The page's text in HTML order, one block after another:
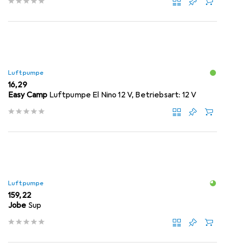
Luftpumpe
EUR
16,29
Easy Camp Luftpumpe El Nino 12 V, Betriebsart: 12 V
Luftpumpe
EUR
159,22
Jobe Sup